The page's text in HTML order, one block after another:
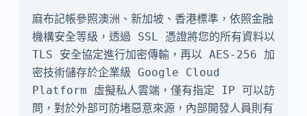
麻布記帳參照澳洲、新加坡、香港標準，依照金融
機構安全等級，透過 SSL 憑證將您的所有資料以
TLS 安全協定進行加密傳輸，再以 AES-256 加
密技術儲存於企業級 Google Cloud
Platform 虛擬私人雲端，僅有指定 IP 可以訪
問，對於外部可防堵惡意來源，內部開發人員則有